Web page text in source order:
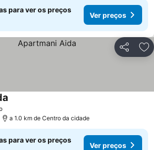
para ver os preços
Ver preços
Partilhar
a 1.0 km de Centro da cidade
para ver os preços
Ver preços